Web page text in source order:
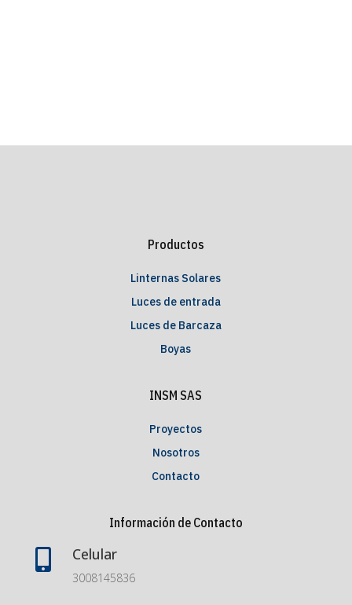
Productos
Linternas Solares
Luces de entrada
Luces de Barcaza
Boyas
INSM SAS
Proyectos
Nosotros
Contacto
Información de Contacto
 Celular
3008145836